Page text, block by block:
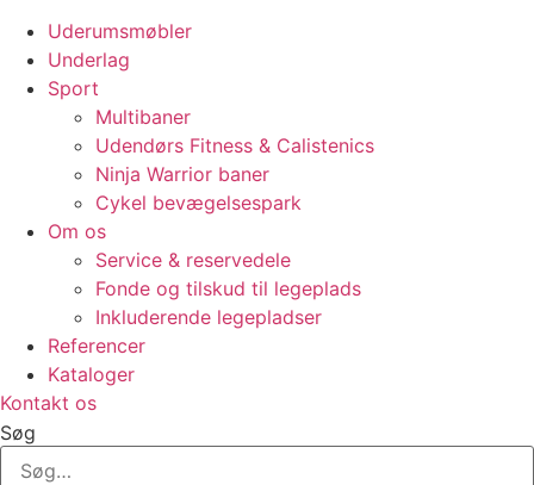
Uderumsmøbler
Underlag
Sport
Multibaner
Udendørs Fitness & Calistenics
Ninja Warrior baner
Cykel bevægelsespark
Om os
Service & reservedele
Fonde og tilskud til legeplads
Inkluderende legepladser
Referencer
Kataloger
Kontakt os
Søg